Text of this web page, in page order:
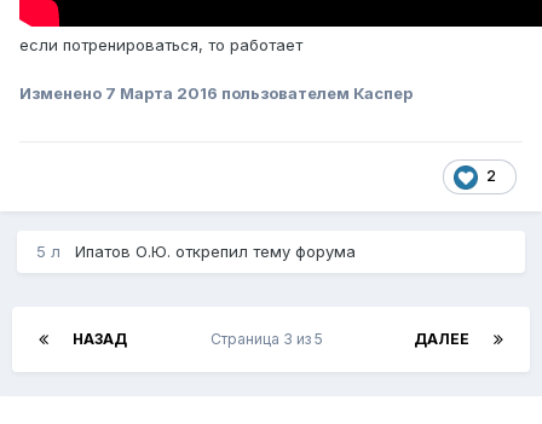
если потренироваться, то работает
Изменено 7 Марта 2016 пользователем Каспер
2
5 л Ипатов О.Ю. открепил тему форума
НАЗАД ДАЛЕЕ
Страница 3 из 5